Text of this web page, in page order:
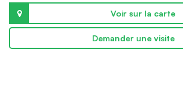
Voir sur la carte
Demander une visite